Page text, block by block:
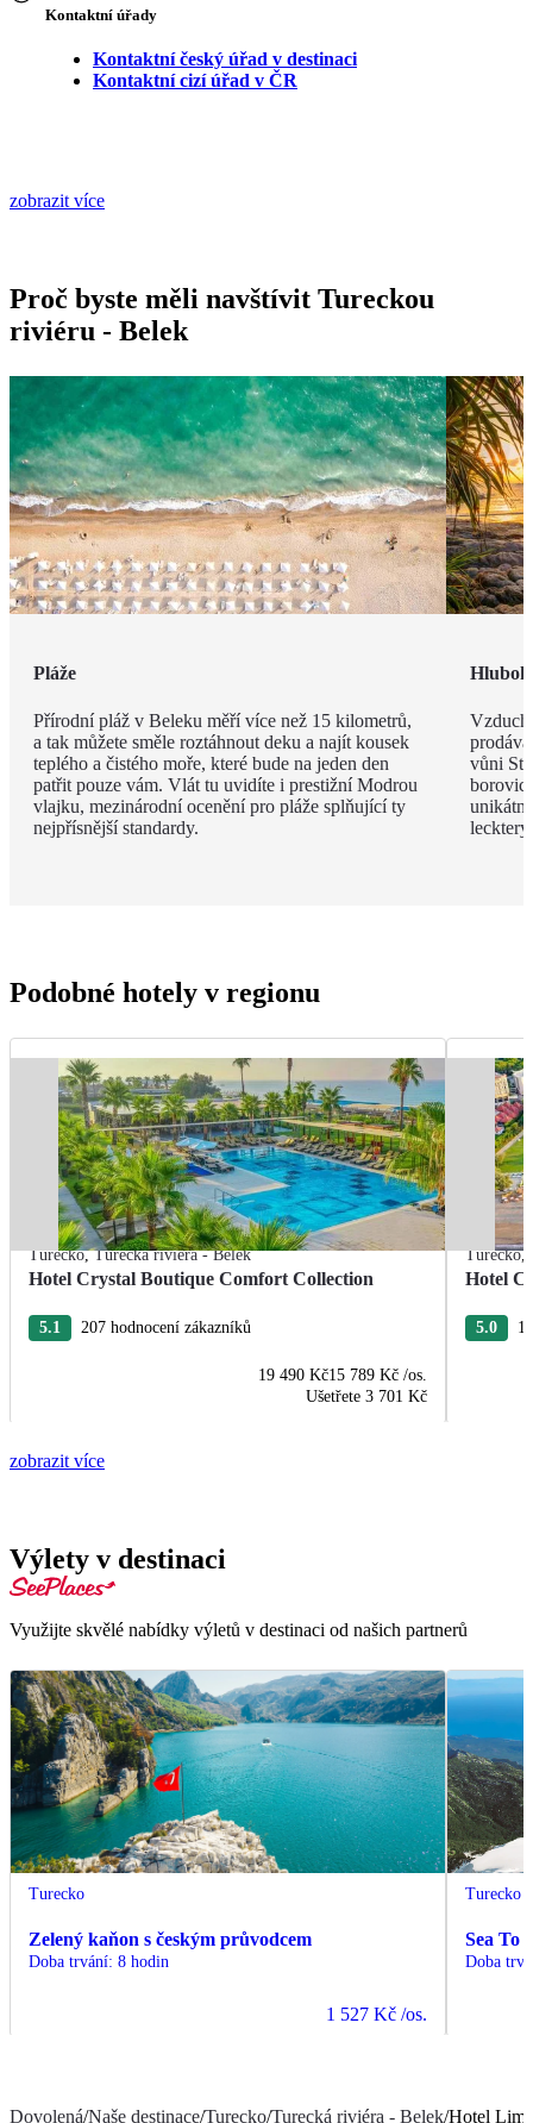
Kontaktní úřady
Kontaktní český úřad v destinaci
Kontaktní cizí úřad v ČR
zobrazit více
Proč byste měli navštívit Tureckou
riviéru - Belek
Pláže
Přírodní pláž v Beleku měří více než 15 kilometrů,
a tak můžete směle roztáhnout deku a najít kousek
teplého a čistého moře, které bude na jeden den
patřit pouze vám. Vlát tu uvidíte i prestižní Modrou
vlajku, mezinárodní ocenění pro pláže splňující ty
nejpřísnější standardy.
Vzduch
vůni
borovic
Podobné hotely v regionu
Turecko,Turecká riviéra - Belek
Hotel Crystal Boutique Comfort Collection
5.1 207 hodnocení zákazníků
19 490 Kč15 789 Kč /os.
Ušetřete 3 701 Kč
Turecko,
Hotel
5.0
zobrazit více
Výlety v destinaci
Využijte skvělé nabídky výletů v destinaci od našich partnerů
Turecko
Zelený kaňon s českým průvodcem
Doba trvání: 8 hodin
1 527 Kč /os.
Turecko
Sea To
Doba
Dovolená/Naše destinace/Turecko/Turecká riviéra - Belek/Hotel